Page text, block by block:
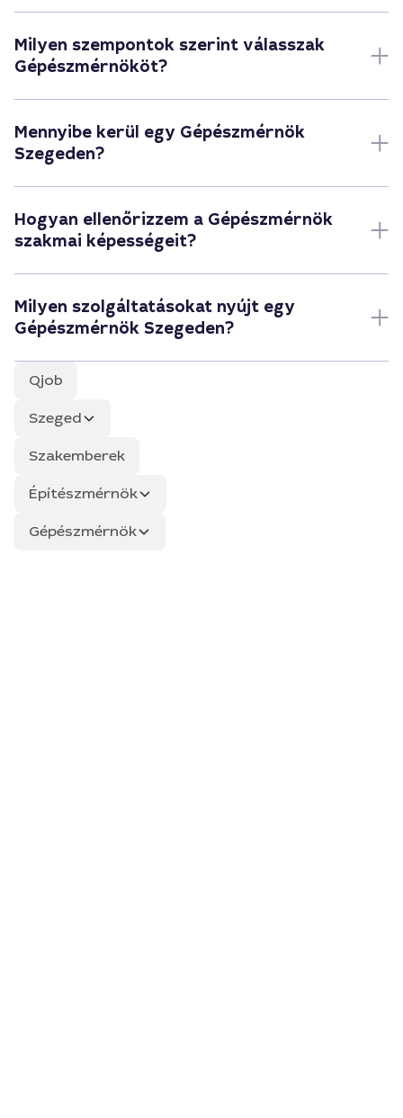
Milyen szempontok szerint válasszak
Gépészmérnököt?
Mennyibe kerül egy Gépészmérnök
Szegeden?
Hogyan ellenőrizzem a Gépészmérnök
szakmai képességeit?
Milyen szolgáltatásokat nyújt egy
Gépészmérnök Szegeden?
Qjob
Szeged
Szakemberek
Építészmérnök
Gépészmérnök